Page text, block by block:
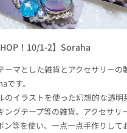
！10/1-2】Soraha
ーマとした雑貨とアクセサリーの
です。
のイラストを使った幻想的な透明
ングテープ等の雑貨。アクセサリ
ン等を使い、一点一点手作りして